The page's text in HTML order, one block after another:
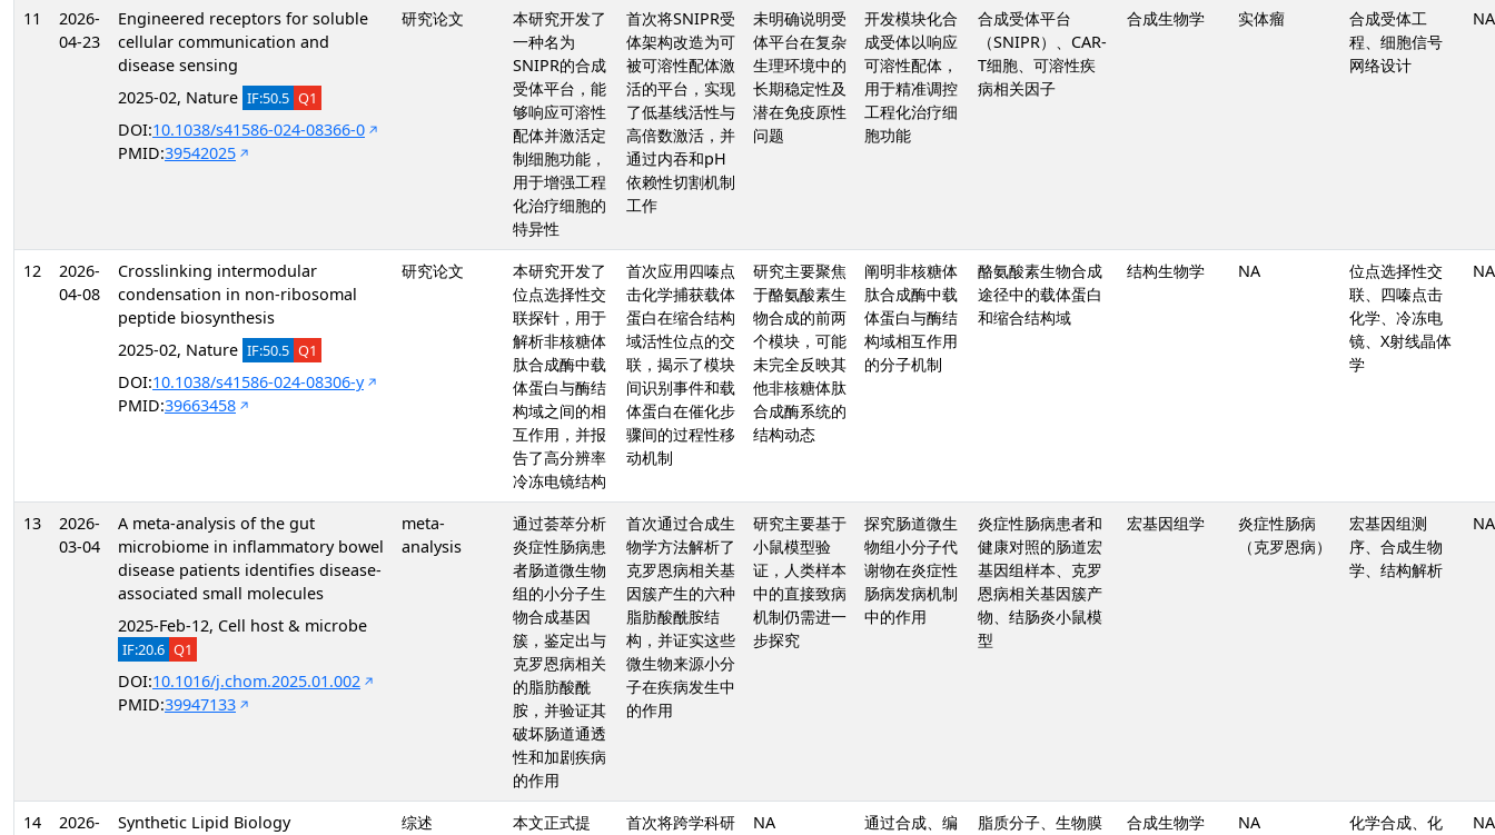
11
2026-
04-23
Engineered receptors for soluble
cellular communication and
disease sensing
2025-02, Nature IF:50.5 Q1
DOI:10.1038/s41586-024-08366-0
PMID:39542025
研究论文
本研究开发了
一种名为
SNIPR的合成
受体平台，能
够响应可溶性
配体并激活定
制细胞功能，
用于增强工程
化治疗细胞的
特异性
首次将SNIPR受
体架构改造为可
被可溶性配体激
活的平台，实现
了低基线活性与
高倍数激活，并
通过内吞和pH
依赖性切割机制
工作
未明确说明受
体平台在复杂
生理环境中的
长期稳定性及
潜在免疫原性
问题
开发模块化合
成受体以响应
可溶性配体，
用于精准调控
工程化治疗细
胞功能
合成受体平台
（SNIPR）、CAR-
T细胞、可溶性疾
病相关因子
合成生物学 实体瘤
合成受体工
程、细胞信号
网络设计
NA
12
2026-
04-08
Crosslinking intermodular
condensation in non-ribosomal
peptide biosynthesis
2025-02, Nature IF:50.5 Q1
DOI:10.1038/s41586-024-08306-y
PMID:39663458
研究论文
本研究开发了
位点选择性交
联探针，用于
解析非核糖体
肽合成酶中载
体蛋白与酶结
构域之间的相
互作用，并报
告了高分辨率
冷冻电镜结构
首次应用四嗪点
击化学捕获载体
蛋白在缩合结构
域活性位点的交
联，揭示了模块
间识别事件和载
体蛋白在催化步
骤间的过程性移
动机制
研究主要聚焦
于酪氨酸素生
物合成的前两
个模块，可能
未完全反映其
他非核糖体肽
合成酶系统的
结构动态
阐明非核糖体
肽合成酶中载
体蛋白与酶结
构域相互作用
的分子机制
酪氨酸素生物合成
途径中的载体蛋白
和缩合结构域
结构生物学 NA
位点选择性交
联、四嗪点击
化学、冷冻电
镜、X射线晶体
学
NA
13
2026-
03-04
A meta-analysis of the gut
microbiome in inflammatory bowel
disease patients identifies disease-
associated small molecules
2025-Feb-12, Cell host & microbe
IF:20.6 Q1
DOI:10.1016/j.chom.2025.01.002
PMID:39947133
meta-
analysis
通过荟萃分析
炎症性肠病患
者肠道微生物
组的小分子生
物合成基因
簇，鉴定出与
克罗恩病相关
的脂肪酸酰
胺，并验证其
破坏肠道通透
性和加剧疾病
的作用
首次通过合成生
物学方法解析了
克罗恩病相关基
因簇产生的六种
脂肪酸酰胺结
构，并证实这些
微生物来源小分
子在疾病发生中
的作用
研究主要基于
小鼠模型验
证，人类样本
中的直接致病
机制仍需进一
步探究
探究肠道微生
物组小分子代
谢物在炎症性
肠病发病机制
中的作用
炎症性肠病患者和
健康对照的肠道宏
基因组样本、克罗
恩病相关基因簇产
物、结肠炎小鼠模
型
宏基因组学
炎症性肠病
（克罗恩病）
宏基因组测
序、合成生物
学、结构解析
NA
14 2026- Synthetic Lipid Biology 综述 本文正式提 首次将跨学科研 NA 通过合成、编 脂质分子、生物膜 合成生物学 NA 化学合成、化 NA